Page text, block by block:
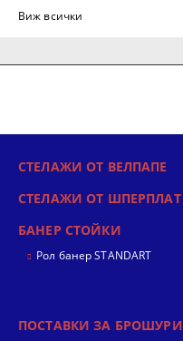
Виж всички
СТЕЛАЖИ ОТ ВЕЛПАПЕ
СТЕЛАЖИ ОТ ШПЕРПЛАТ
БАНЕР СТОЙКИ
Рол банер STANDART
ПОСТАВКИ ЗА БРОШУРИ